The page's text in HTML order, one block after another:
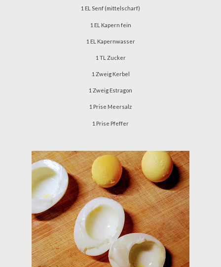
1 EL Senf (mittelscharf)
1 EL Kapern fein
1 EL Kapernwasser
1 TL Zucker
1 Zweig Kerbel
1 Zweig Estragon
1 Prise Meersalz
1 Prise Pfeffer